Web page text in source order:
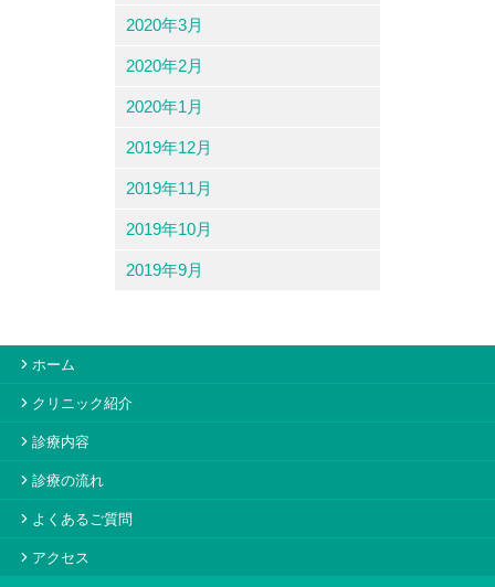
2020年3月
2020年2月
2020年1月
2019年12月
2019年11月
2019年10月
2019年9月
ホーム
クリニック紹介
診療内容
診療の流れ
よくあるご質問
アクセス